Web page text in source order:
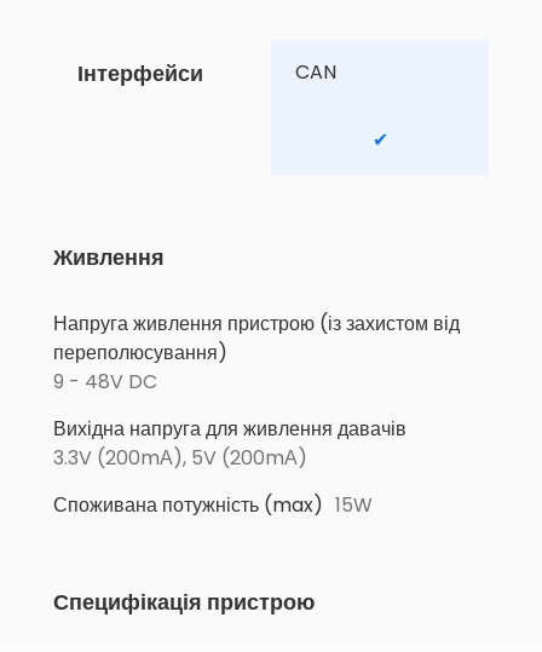
Інтерфейси CAN
✔
Живлення
Напруга живлення пристрою (із захистом від
переполюсування)
9 - 48V DC
Вихідна напруга для живлення давачів
3.3V (200mА), 5V (200mА)
Споживана потужність (max) 15W
Специфікація пристрою